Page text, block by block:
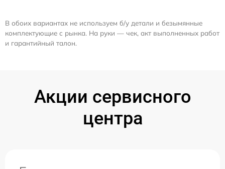
В обоих вариантах не используем б/у детали и безымянные
комплектующие с рынка. На руки — чек, акт выполненных работ
и гарантийный талон.
Акции сервисного
центра